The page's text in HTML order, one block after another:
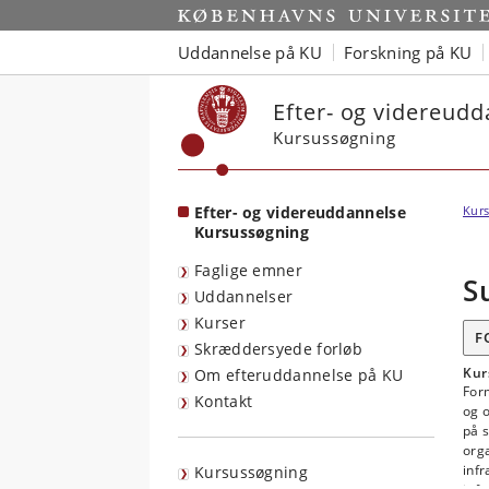
Start
Uddannelse på KU Forskning på KU
Efter- og
Kursussøgning
Efter- og videreuddannelse
Kursussøgning
Faglige emner
Uddannelser
Kurser
Skræddersyede forløb
Om efteruddannelse på KU
Kontakt
Kursussøgning
og
på